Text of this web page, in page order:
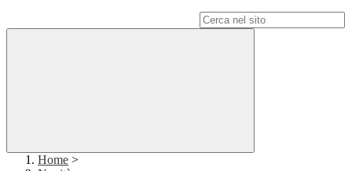
Home >